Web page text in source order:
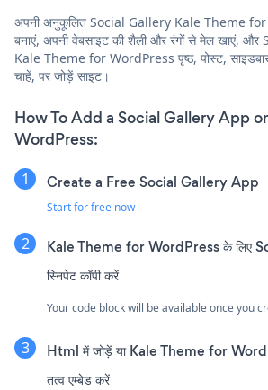
अपनी अनुकूलित Social Gallery Kale Theme for
बनाएं, अपनी वेबसाइट की शैली और रंगों से मेल खाएं,
Kale Theme for WordPress पृष्ठ, पोस्ट,
चाहें, पर जोड़ें साइट।
How To Add a Social Gallery App
WordPress:
Create a Free Social Gallery App
Start for free now
Kale Theme for WordPress के लिए
स्निपेट कॉपी करें
Your code block will be available once you
Html में जोड़ें या Kale Theme for
तत्व एम्बेड करें